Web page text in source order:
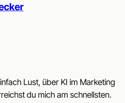
Lust, über KI im Marketing
du mich am schnellsten.